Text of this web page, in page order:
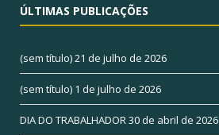
ÚLTIMAS PUBLICAÇÕES
(sem título)21 de julho de 2026
(sem título) 1 de julho de 2026
DIA DO TRABALHADOR30 de abril de 2026